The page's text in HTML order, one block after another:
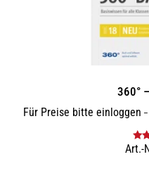
360°
Für Preise bitte einloggen –
Art.-